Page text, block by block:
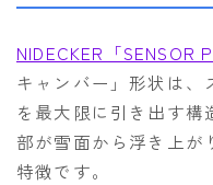
NIDECKER「SENSOR
キャンバー」形状は、
を最大限に引き出す
部が雪面から浮き上が
特徴です。